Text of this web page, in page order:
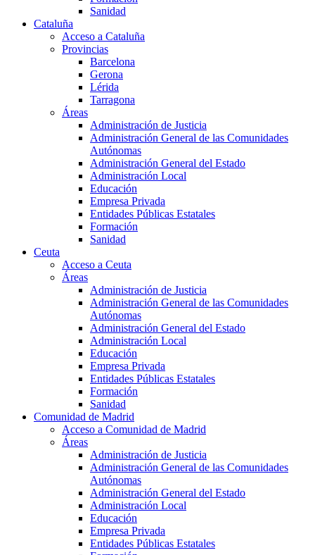
Sanidad
Cataluña
Acceso a Cataluña
Provincias
Barcelona
Gerona
Lérida
Tarragona
Áreas
Administración de Justicia
Administración General de las Comunidades
Autónomas
Administración General del Estado
Administración Local
Educación
Empresa Privada
Entidades Públicas Estatales
Formación
Sanidad
Ceuta
Acceso a Ceuta
Áreas
Administración de Justicia
Administración General de las Comunidades
Autónomas
Administración General del Estado
Administración Local
Educación
Empresa Privada
Entidades Públicas Estatales
Formación
Sanidad
Comunidad de Madrid
Acceso a Comunidad de Madrid
Áreas
Administración de Justicia
Administración General de las Comunidades
Autónomas
Administración General del Estado
Administración Local
Educación
Empresa Privada
Entidades Públicas Estatales